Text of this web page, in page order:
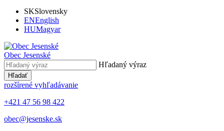
SKSlovensky
ENEnglish
HUMagyar
Obec Jesenské
Hľadaný výraz
Hľadať
rozšírené vyhľadávanie
+421 47 56 98 422
obec@jesenske.sk